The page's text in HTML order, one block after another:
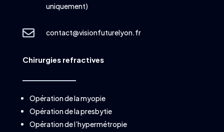
uniquement)
 contact@visionfuturelyon.fr
Chirurgies refractives
Opération de la myopie
Opération de la presbytie
Opération de l’hypermétropie